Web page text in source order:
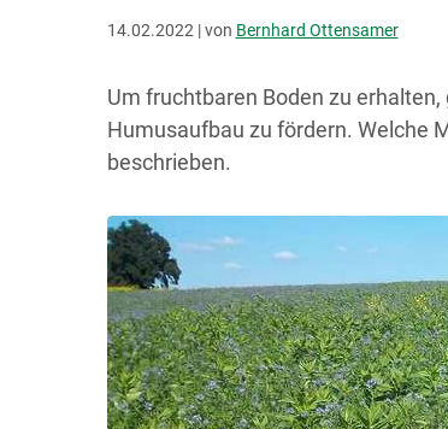
14.02.2022 | von Bernhard Ottensamer
Um fruchtbaren Boden zu
Humusaufbau zu fördern. Welche
beschrieben.